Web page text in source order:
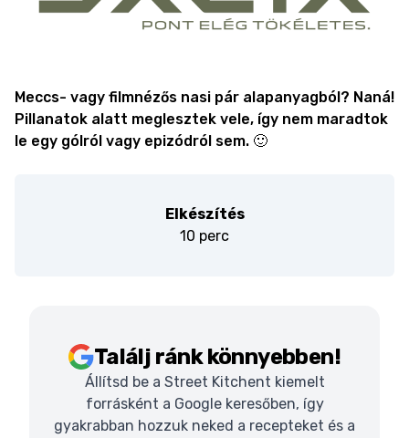
Meccs- vagy filmnézős nasi pár alapanyagból? Naná!
Pillanatok alatt meglesztek vele, így nem maradtok
le egy gólról vagy epizódról sem. 🙂
Elkészítés
10 perc
Találj ránk könnyebben!
Állítsd be a Street Kitchent kiemelt
forrásként a Google keresőben, így
gyakrabban hozzuk neked a recepteket és a